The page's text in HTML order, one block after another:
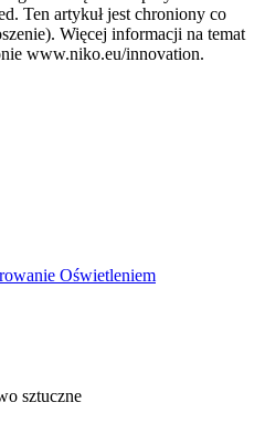
Ten artykuł jest chroniony co
Więcej informacji na temat
www.niko.eu/innovation.
Oświetleniem
sztuczne